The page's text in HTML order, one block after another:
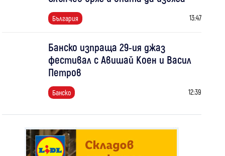
България 13:47
Банско изпраща 29-ия джаз
фестивал с Авишай Коен и Васил
Петров
Банско 12:39